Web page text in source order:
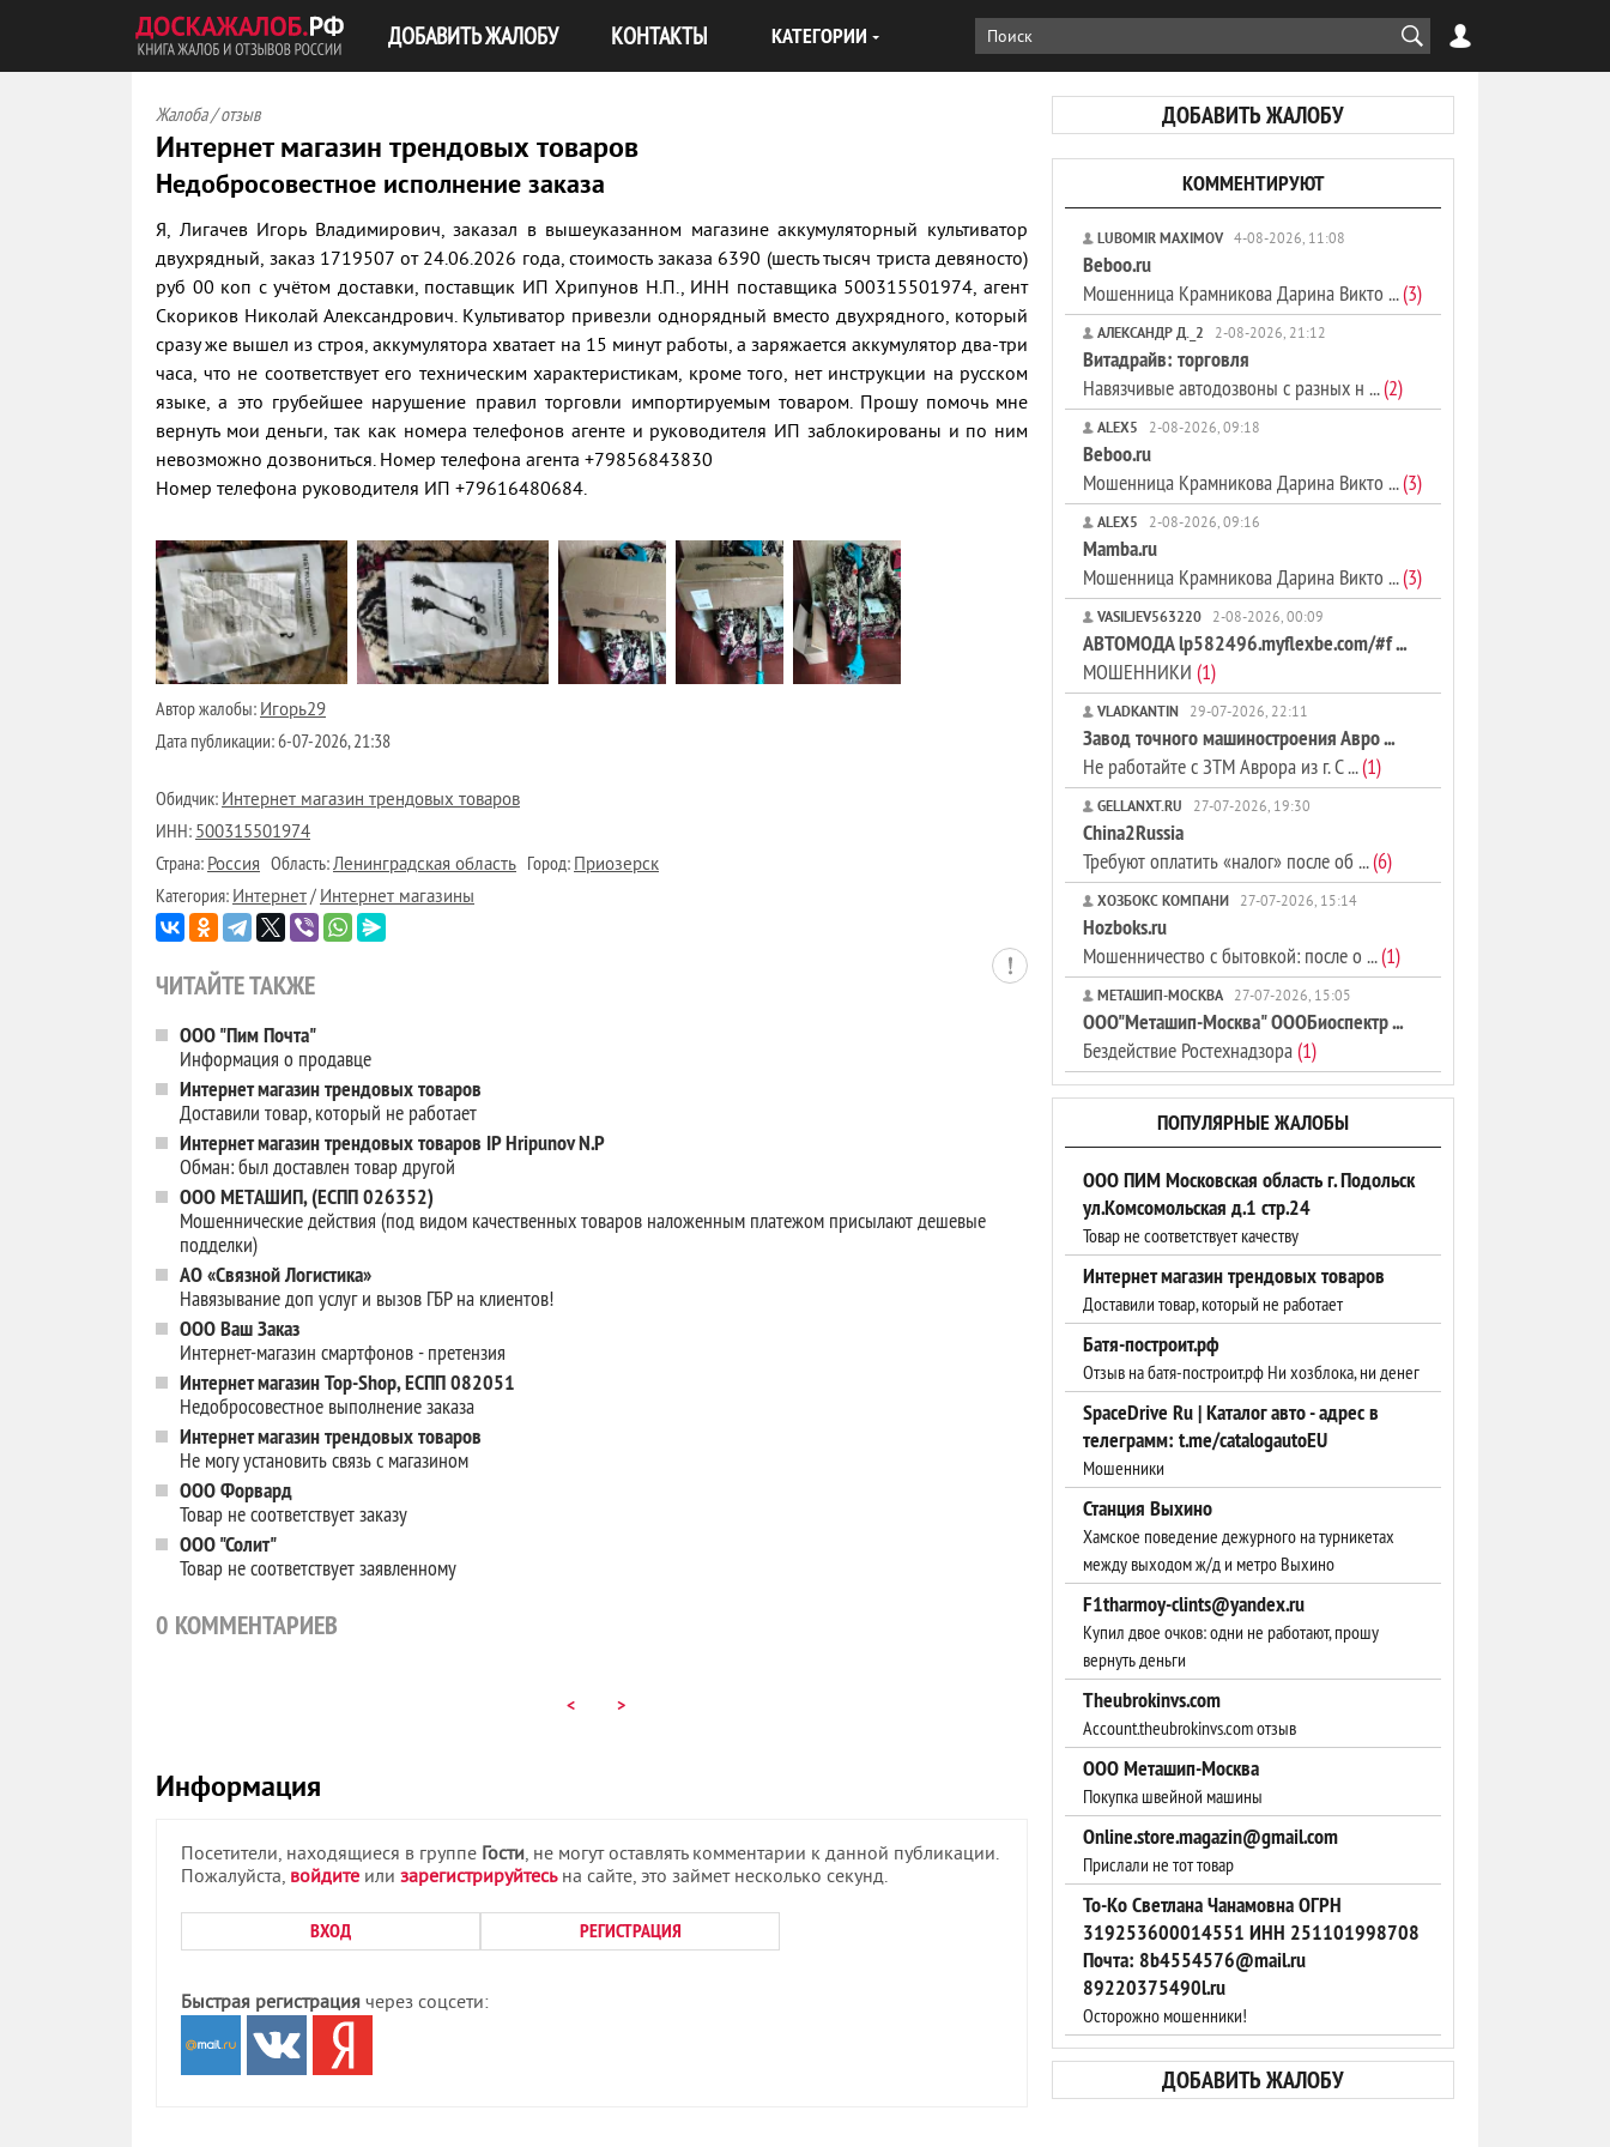
ДОБАВИТЬ ЖАЛОБУ КОНТАКТЫ КАТЕГОРИИ
ДОБАВИТЬ ЖАЛОБУ
Жалоба / отзыв
Интернет магазин трендовых товаров
Недобросовестное исполнение заказа
Я, Лигачев Игорь Владимирович, заказал в вышеуказанном магазине аккумуляторный культиватор
двухрядный, заказ 1719507 от 24.06.2026 года, стоимость заказа 6390 (шесть тысяч триста девяносто)
руб 00 коп с учётом доставки, поставщик ИП Хрипунов Н.П., ИНН поставщика 500315501974, агент
Скориков Николай Александрович. Культиватор привезли однорядный вместо двухрядного, который
сразу же вышел из строя, аккумулятора хватает на 15 минут работы, а заряжается аккумулятор два-три
часа, что не соответствует его техническим характеристикам, кроме того, нет инструкции на русском
языке, а это грубейшее нарушение правил торговли импортируемым товаром. Прошу помочь мне
вернуть мои деньги, так как номера телефонов агенте и руководителя ИП заблокированы и по ним
невозможно дозвониться. Номер телефона агента +79856843830
Номер телефона руководителя ИП +79616480684.
Автор жалобы:Игорь29
Дата публикации:6-07-2026, 21:38
Обидчик:Интернет магазин трендовых товаров
ИНН:500315501974
Страна:Россия Область:Ленинградская область Город:Приозерск
Категория:Интернет/Интернет магазины
ЧИТАЙТЕ ТАКЖЕ
ООО "Пим Почта"
Информация о продавце
Интернет магазин трендовых товаров
Доставили товар, который не работает
Интернет магазин трендовых товаров IP Hripunov N.P
Обман: был доставлен товар другой
ООО МЕТАШИП, (ЕСПП 026352)
Мошеннические действия (под видом качественных товаров наложенным платежом присылают дешевые
подделки)
АО «Связной Логистика»
Навязывание доп услуг и вызов ГБР на клиентов!
ООО Ваш Заказ
Интернет-магазин смартфонов - претензия
Интернет магазин Top-Shop, ЕСПП 082051
Недобросовестное выполнение заказа
Интернет магазин трендовых товаров
Не могу установить связь с магазином
ООО Форвард
Товар не соответствует заказу
ООО "Солит"
Товар не соответствует заявленному
0 КОММЕНТАРИЕВ
< >
Информация
Посетители, находящиеся в группе Гости, не могут оставлять комментарии к данной публикации.
Пожалуйста, войдите или зарегистрируйтесьна сайте, это займет несколько секунд.
ВХОД РЕГИСТРАЦИЯ
Быстрая регистрация через соцсети:
КОММЕНТИРУЮТ
LUBOMIR MAXIMOV 4-08-2026, 11:08
Beboo.ru
Мошенница Крамникова Дарина Викто ...(3)
АЛЕКСАНДР Д._2 2-08-2026, 21:12
Витадрайв: торговля
Навязчивые автодозвоны с разных н ...(2)
ALEX5 2-08-2026, 09:18
Beboo.ru
Мошенница Крамникова Дарина Викто ...(3)
ALEX5 2-08-2026, 09:16
Mamba.ru
Мошенница Крамникова Дарина Викто ...(3)
VASILJEV563220 2-08-2026, 00:09
АВТОМОДА lp582496.myflexbe.com/#f ...
МОШЕННИКИ (1)
VLADKANTIN 29-07-2026, 22:11
Завод точного машиностроения Авро ...
Не работайте с ЗТМ Аврора из г. С ...(1)
GELLANXT.RU 27-07-2026, 19:30
China2Russia
Требуют оплатить «налог» после об ...(6)
ХОЗБОКС КОМПАНИ 27-07-2026, 15:14
Hozboks.ru
Мошенничество с бытовкой: после о ...(1)
МЕТАШИП-МОСКВА 27-07-2026, 15:05
ООО"Меташип-Москва" ОООБиоспектр ...
Бездействие Ростехнадзора(1)
ПОПУЛЯРНЫЕ ЖАЛОБЫ
ООО ПИМ Московская область г. Подольск
ул.Комсомольская д.1 стр.24
Товар не соответствует качеству
Интернет магазин трендовых товаров
Доставили товар, который не работает
Батя-построит.рф
Отзыв на батя-построит.рф Ни хозблока, ни денег
SpaceDrive Ru | Каталог авто - адрес в
телеграмм: t.me/catalogautoEU
Мошенники
Станция Выхино
Хамское поведение дежурного на турникетах
между выходом ж/д и метро Выхино
F1tharmoy-clints@yandex.ru
Купил двое очков: одни не работают, прошу
вернуть деньги
Theubrokinvs.com
Account.theubrokinvs.com отзыв
ООО Меташип-Москва
Покупка швейной машины
Online.store.magazin@gmail.com
Прислали не тот товар
То-Ко Светлана Чанамовна ОГРН
319253600014551 ИНН 251101998708
Почта: 8b4554576@mail.ru
89220375490l.ru
Осторожно мошенники!
ДОБАВИТЬ ЖАЛОБУ